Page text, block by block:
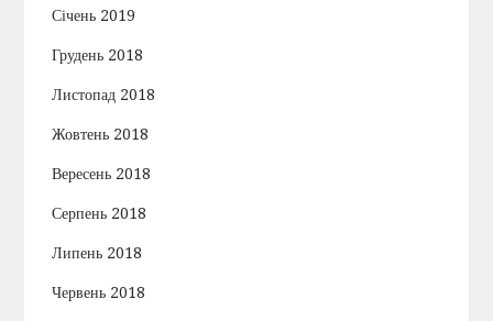
Січень 2019
Грудень 2018
Листопад 2018
Жовтень 2018
Вересень 2018
Серпень 2018
Липень 2018
Червень 2018